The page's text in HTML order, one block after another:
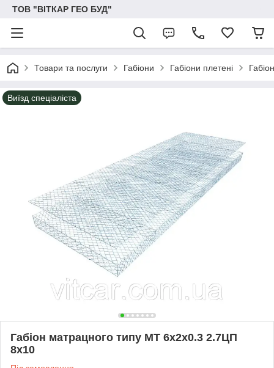
ТОВ "ВІТКАР ГЕО БУД"
Товари та послуги Габіони Габіони плетені
Виїзд спеціаліста
Габіон матрацного типу МТ 6х2х0.3 2.7ЦП
8х10